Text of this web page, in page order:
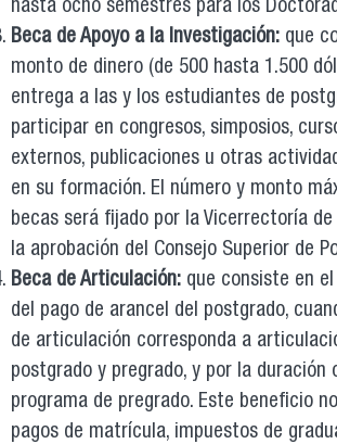
hasta ocho semestres para los
Beca de Apoyo a la Investigación: que
monto de dinero (de 500 hasta 1.500
entrega a las y los estudiantes de
participar en congresos, simposios,
externos, publicaciones u otras
en su formación. El número y monto
becas será fijado por la Vicerrectoría de
la aprobación del Consejo Superior de
Beca de Articulación: que consiste en
del pago de arancel del postgrado,
de articulación corresponda a
postgrado y pregrado, y por la duración
programa de pregrado. Este beneficio
pagos de matrícula, impuestos de